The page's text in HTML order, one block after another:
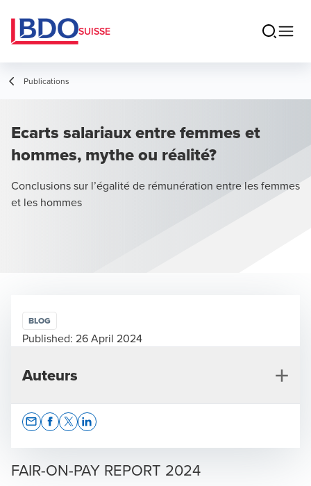
SUISSE
Publications
Ecarts salariaux entre femmes et
hommes, mythe ou réalité?
Conclusions sur l’égalité de rémunération entre les femmes
et les hommes
FAIR-ON-PAY REPORT 2024
BLOG
Published: 26 April 2024
Auteurs